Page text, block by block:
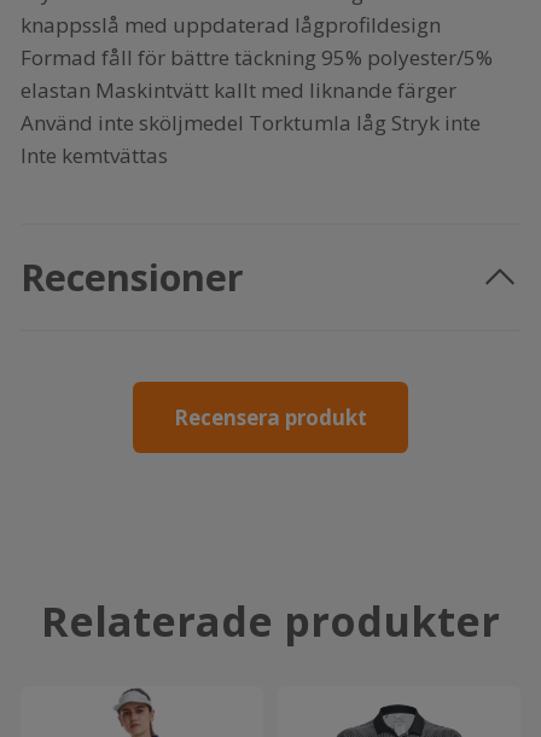
knappsslå med uppdaterad lågprofildesign
Formad fåll för bättre täckning 95% polyester/5%
elastan Maskintvätt kallt med liknande färger
Använd inte sköljmedel Torktumla låg Stryk inte
Inte kemtvättas
Recensioner
Recensera produkt
Relaterade produkter